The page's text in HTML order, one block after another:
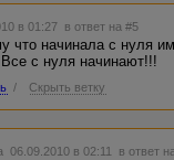
в 01:27 в ответ на #5
что начинала с нуля
с нуля начинают!!!
/ Скрыть ветку
06.09.2010 в 02:11 в ответ